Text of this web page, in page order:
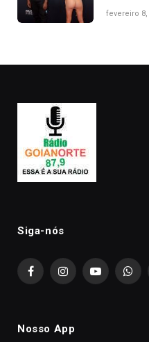
após
fevereiro 8,
Siga-nós
FacebookInstagramYouTube
Nosso App